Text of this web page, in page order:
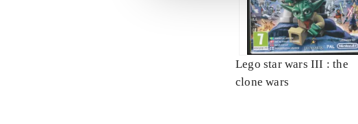
Lego star wars III : the
clone wars